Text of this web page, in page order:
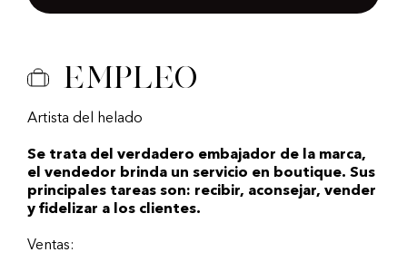
Empleo
Artista del helado
Se trata del verdadero embajador de la marca,
el vendedor brinda un servicio en boutique. Sus
principales tareas son: recibir, aconsejar, vender
y fidelizar a los clientes.
Ventas: